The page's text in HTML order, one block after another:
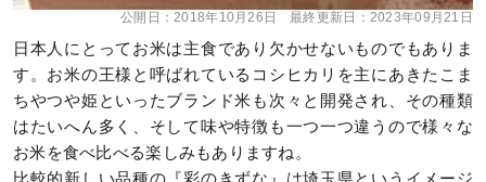
公開日： 2018年10月26日 最終更新日： 2023年09月21日
日本人にとってお米は主食であり欠かせないものでもありま
す。お米の王様と呼ばれているコシヒカリを主にあきたこま
ちやつや姫といったブランド米も次々と開発され、その種類
はたいへん多く、そして味や特徴も一つ一つ違うので様々な
お米を食べ比べる楽しみもありますね。
比較的新しい品種の『彩のきずな』は埼玉県というイメージ